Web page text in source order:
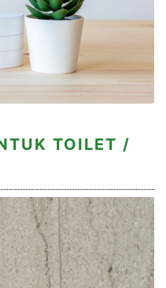
TOILET /